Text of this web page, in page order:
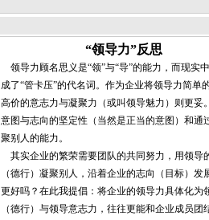
“领导力”反思
领导力顾名思义是“领”与“导”的能力，而现实
成了“管卡压”的代名词。作为企业将领导力简单
高价的意志力与凝聚力（或叫领导魅力）则更妥
意图与志向的坚定性（当然是正当的意图）和通
聚别人的能力。
其实企业的繁荣需要团队的共同努力，用领导
（德行）凝聚别人，沿着企业的志向（目标）发
更好吗？在此我提倡：将企业的领导力具体化为
（德行）与领导意志力，往往更能和企业成员团